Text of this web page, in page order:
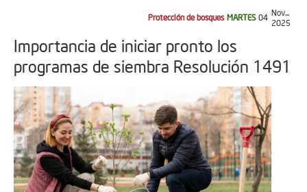
Protección de bosques MARTES 04 Nov...
2025
Importancia de iniciar pronto los
programas de siembra Resolución 1491